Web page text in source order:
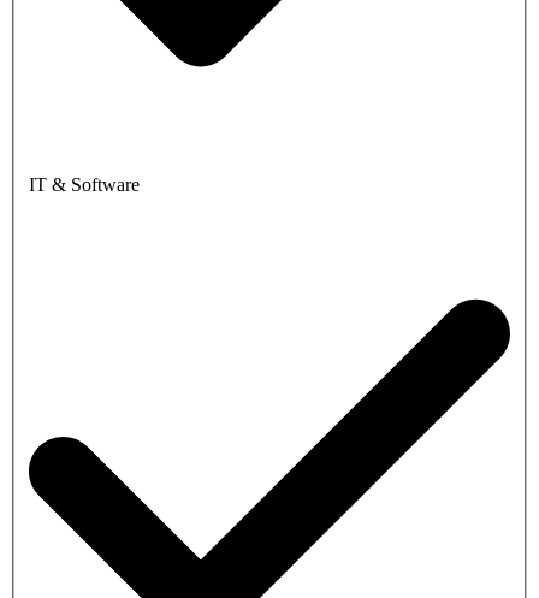
IT & Software